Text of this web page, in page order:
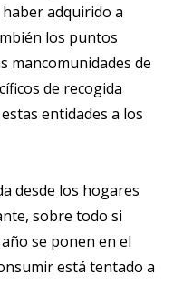
adquirido a
los puntos
mancomunidades de
de recogida
entidades a los
desde los hogares
sobre todo si
se ponen en el
está tentado a